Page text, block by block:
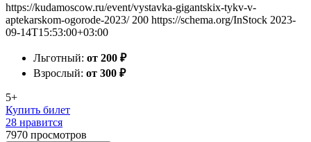
https://kudamoscow.ru/event/vystavka-gigantskix-tykv-v-
aptekarskom-ogorode-2023/ 200 https://schema.org/InStock 2023-
09-14T15:53:00+03:00
Льготный: от 200 ₽
Взрослый: от 300 ₽
5+
Купить билет
28 нравится
7970 просмотров